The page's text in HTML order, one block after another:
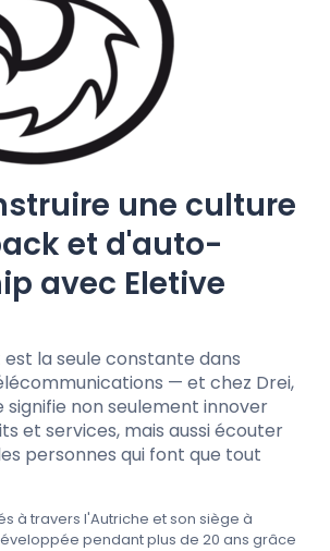
une démo
une culture
et d'auto-
avec Eletive
la seule constante dans
— et chez Drei,
signifie non seulement innover
et services, mais aussi écouter
personnes qui font que tout
à travers l'Autriche et son siège à
pendant plus de 20 ans grâce